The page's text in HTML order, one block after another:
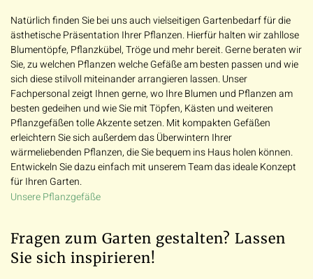
Natürlich finden Sie bei uns auch vielseitigen Gartenbedarf für die
ästhetische Präsentation Ihrer Pflanzen. Hierfür halten wir zahllose
Blumentöpfe, Pflanzkübel, Tröge und mehr bereit. Gerne beraten wir
Sie, zu welchen Pflanzen welche Gefäße am besten passen und wie
sich diese stilvoll miteinander arrangieren lassen. Unser
Fachpersonal zeigt Ihnen gerne, wo Ihre Blumen und Pflanzen am
besten gedeihen und wie Sie mit Töpfen, Kästen und weiteren
Pflanzgefäßen tolle Akzente setzen. Mit kompakten Gefäßen
erleichtern Sie sich außerdem das Überwintern Ihrer
wärmeliebenden Pflanzen, die Sie bequem ins Haus holen können.
Entwickeln Sie dazu einfach mit unserem Team das ideale Konzept
für Ihren Garten.
Unsere Pflanzgefäße
Fragen zum Garten gestalten? Lassen
Sie sich inspirieren!